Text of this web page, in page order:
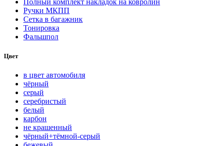
Полный комплект накладок на ковролин
Ручки МКПП
Сетка в багажник
Тонировка
Фальшпол
Цвет
в цвет автомобиля
чёрный
серый
серебристый
белый
карбон
нe кpaшeнный
чёрный+тёмной-серый